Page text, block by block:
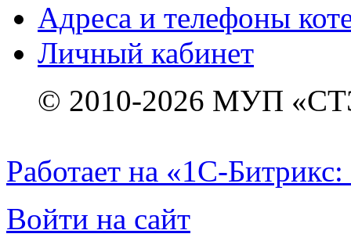
Адреса и телефоны
Личный кабинет
© 2010-2026 МУП
Работает на «1С-
Войти на сайт